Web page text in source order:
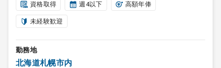
資格取得 週4以下 高額年俸
未経験歓迎
勤務地
北海道札幌市内